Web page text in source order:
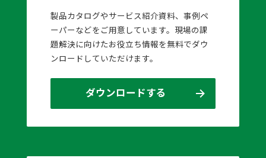
製品カタログやサービス紹介資料、事例ペ
ーパーなどをご用意しています。現場の課
題解決に向けたお役立ち情報を無料でダウ
ンロードしていただけます。
ダウンロードする